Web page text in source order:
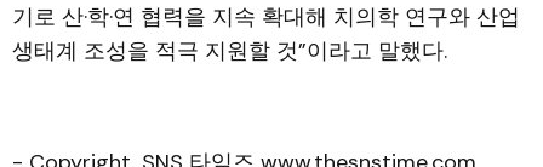
기로 산·학·연 협력을 지속 확대해 치의학 연구와 산업
생태계 조성을 적극 지원할 것”이라고 말했다.